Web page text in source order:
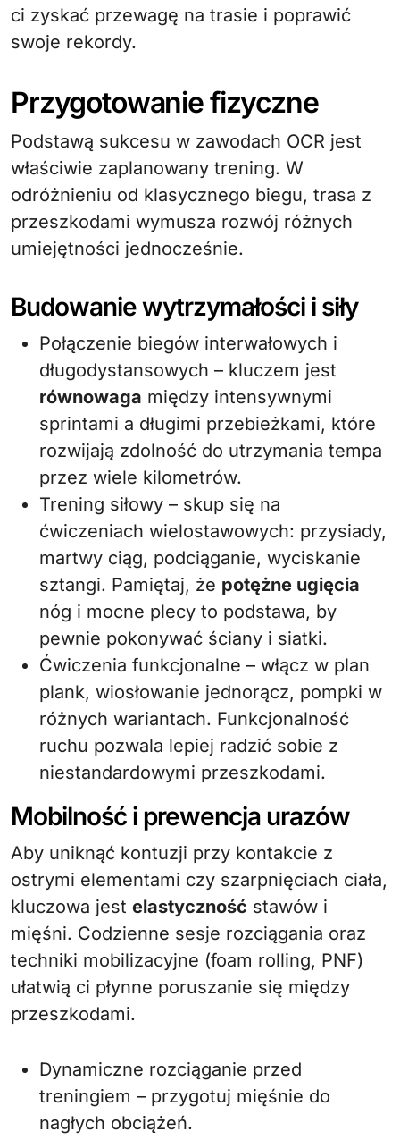
ci zyskać przewagę na trasie i poprawić
swoje rekordy.
Przygotowanie fizyczne
Podstawą sukcesu w zawodach OCR jest
właściwie zaplanowany trening. W
odróżnieniu od klasycznego biegu, trasa z
przeszkodami wymusza rozwój różnych
umiejętności jednocześnie.
Budowanie wytrzymałości i siły
Połączenie biegów interwałowych i
długodystansowych – kluczem jest
równowaga między intensywnymi
sprintami a długimi przebieżkami, które
rozwijają zdolność do utrzymania tempa
przez wiele kilometrów.
Trening siłowy – skup się na
ćwiczeniach wielostawowych: przysiady,
martwy ciąg, podciąganie, wyciskanie
sztangi. Pamiętaj, że potężne ugięcia
nóg i mocne plecy to podstawa, by
pewnie pokonywać ściany i siatki.
Ćwiczenia funkcjonalne – włącz w plan
plank, wiosłowanie jednorącz, pompki w
różnych wariantach. Funkcjonalność
ruchu pozwala lepiej radzić sobie z
niestandardowymi przeszkodami.
Mobilność i prewencja urazów
Aby uniknąć kontuzji przy kontakcie z
ostrymi elementami czy szarpnięciach ciała,
kluczowa jest elastyczność stawów i
mięśni. Codzienne sesje rozciągania oraz
techniki mobilizacyjne (foam rolling, PNF)
ułatwią ci płynne poruszanie się między
przeszkodami.
Dynamiczne rozciąganie przed
treningiem – przygotuj mięśnie do
nagłych obciążeń.